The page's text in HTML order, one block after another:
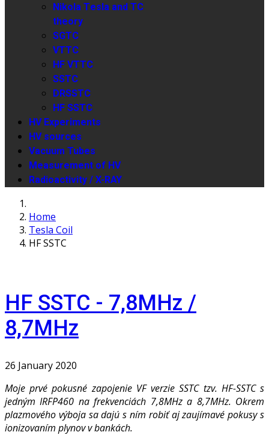
Nikola Tesla and TC
theory
SGTC
VTTC
HF VTTC
SSTC
DRSSTC
HF SSTC
HV Experiments
HV sources
Vacuum Tubes
Measurement of HV
Radioactivity / X-RAY
Home
Tesla Coil
HF SSTC
HF SSTC - 7,8MHz /
8,7MHz
26 January 2020
Moje prvé pokusné zapojenie VF verzie SSTC tzv. HF-SSTC s
jedným IRFP460 na frekvenciách 7,8MHz a 8,7MHz. Okrem
plazmového výboja sa dajú s ním robiť aj zaujímavé pokusy s
ionizovaním plynov v bankách.